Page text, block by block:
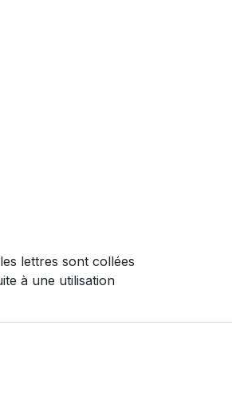
lettres sont collées
à une utilisation